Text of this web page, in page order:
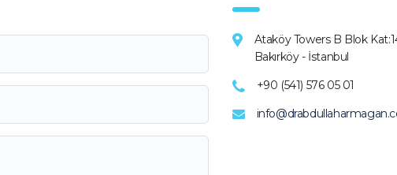
Ataköy Towers B Blok
Bakırköy - İstanbul
+90 (541) 576 05 01